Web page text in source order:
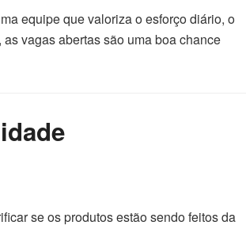
equipe que valoriza o esforço diário, o
vagas abertas são uma boa chance
se os produtos estão sendo feitos da